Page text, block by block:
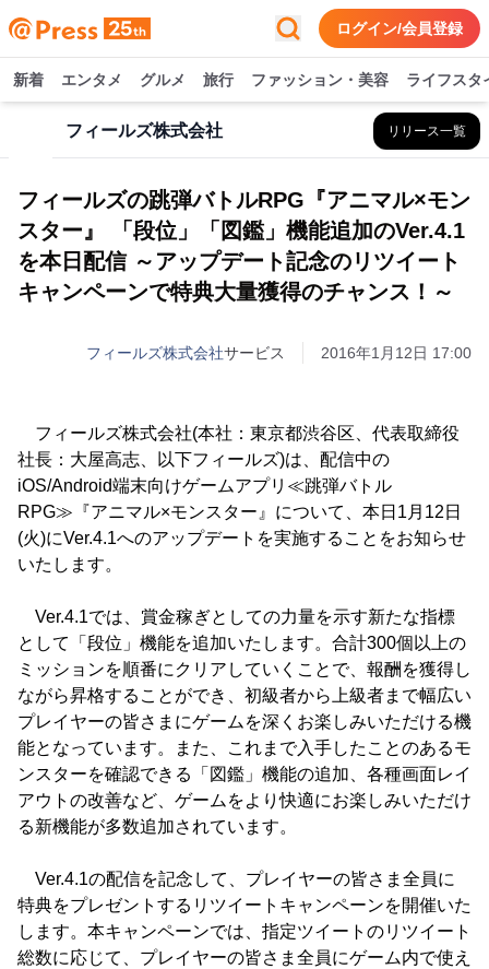
ログイン/会員登録
新着 エンタメ グルメ 旅行 ファッション・美容 ライフスタ
フィールズ株式会社 リリース一覧
フィールズの跳弾バトルRPG『アニマル×モン
スター』 「段位」「図鑑」機能追加のVer.4.1
を本日配信 ～アップデート記念のリツイート
キャンペーンで特典大量獲得のチャンス！～
フィールズ株式会社サービス 2016年1月12日 17:00
フィールズ株式会社(本社：東京都渋谷区、代表取締役
社長：大屋高志、以下フィールズ)は、配信中の
iOS/Android端末向けゲームアプリ≪跳弾バトル
RPG≫『アニマル×モンスター』について、本日1月12日
(火)にVer.4.1へのアップデートを実施することをお知らせ
いたします。
Ver.4.1では、賞金稼ぎとしての力量を示す新たな指標
として「段位」機能を追加いたします。合計300個以上の
ミッションを順番にクリアしていくことで、報酬を獲得し
ながら昇格することができ、初級者から上級者まで幅広い
プレイヤーの皆さまにゲームを深くお楽しみいただける機
能となっています。また、これまで入手したことのあるモ
ンスターを確認できる「図鑑」機能の追加、各種画面レイ
アウトの改善など、ゲームをより快適にお楽しみいただけ
る新機能が多数追加されています。
Ver.4.1の配信を記念して、プレイヤーの皆さま全員に
特典をプレゼントするリツイートキャンペーンを開催いた
します。本キャンペーンでは、指定ツイートのリツイート
総数に応じて、プレイヤーの皆さま全員にゲーム内で使え